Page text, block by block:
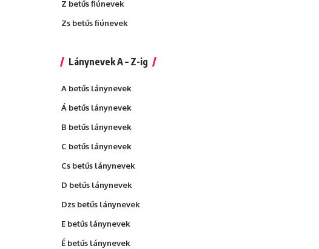
Z betűs fiúnevek
Zs betűs fiúnevek
Lánynevek A – Z-ig
A betűs lánynevek
Á betűs lánynevek
B betűs lánynevek
C betűs lánynevek
Cs betűs lánynevek
D betűs lánynevek
Dzs betűs lánynevek
E betűs lánynevek
É betűs lánynevek